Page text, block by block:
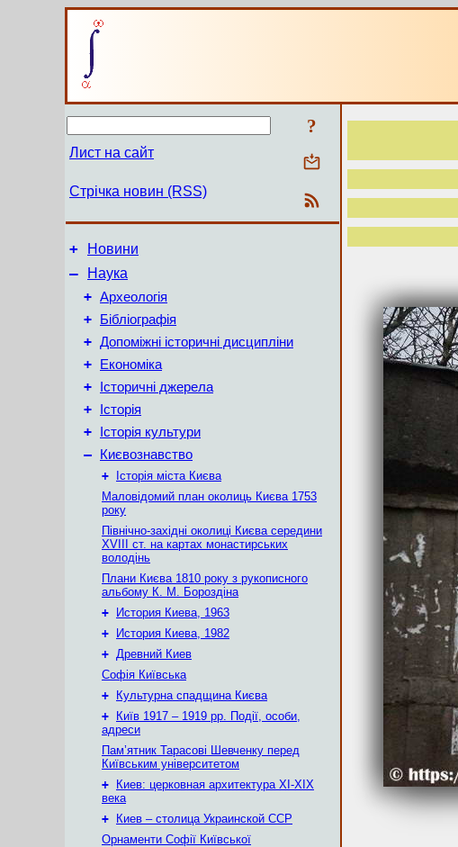
?
Лист на сайт
Стрічка новин (RSS)
+ Новини
–
Наука
+ Археологія
+ Бібліографія
+ Допоміжні історичні дисципліни
+ Економіка
+ Історичні джерела
+ Історія
+ Історія культури
– Києвознавство
+
Історія міста Києва
Маловідомий план околиць Києва 1753
року
Північно-західні околиці Києва середини
XVIII ст. на картах монастирських
володінь
Плани Києва 1810 року з рукописного
альбому К. М. Бороздіна
+
История Киева, 1963
+
История Киева, 1982
+ Древний Киев
Софія Київська
+
Культурна спадщина Києва
+
Київ 1917 – 1919 рр. Події, особи,
адреси
Пам’ятник Тарасові Шевченку перед
Київським університетом
+
Киев: церковная архитектура XI-XIX
века
+
Киев – столица Украинской ССР
Орнаменти Софії Київської